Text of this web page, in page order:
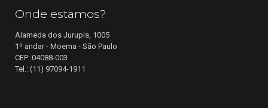
Onde estamos?
Alameda dos Jurupis, 1005
1º andar - Moema - São Paulo
CEP: 04088-003
Tel.: (11) 97094-1911